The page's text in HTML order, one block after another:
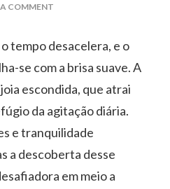
A COMMENT
E
MAR
NO
CANTO
DE
ITAÚNAS
tempo desacelera, e o
se com a brisa suave. A
escondida, que atrai
da agitação diária.
e tranquilidade
a descoberta desse
em meio a